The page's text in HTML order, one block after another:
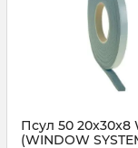
Псул 50 20x30x8
(WINDOW